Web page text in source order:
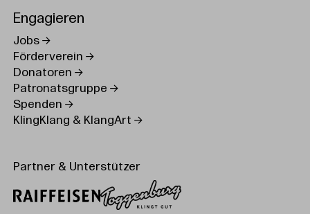
Engagieren
Jobs
Förderverein
Donatoren
Patronatsgruppe
Spenden
KlingKlang & KlangArt
Partner & Unterstützer